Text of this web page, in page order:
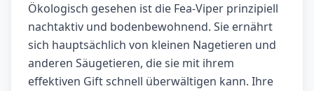
Ökologisch gesehen ist die Fea-Viper prinzipiell
nachtaktiv und bodenbewohnend. Sie ernährt
sich hauptsächlich von kleinen Nagetieren und
anderen Säugetieren, die sie mit ihrem
effektiven Gift schnell überwältigen kann. Ihre